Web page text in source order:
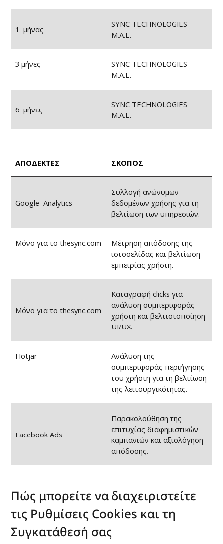
1 μήνας
SYNC TECHNOLOGIES
Μ.Α.Ε.
3 μήνες
SYNC TECHNOLOGIES
Μ.Α.Ε.
6 μήνες
SYNC TECHNOLOGIES
Μ.Α.Ε.
ΑΠΟΔΕΚΤΕΣ ΣΚΟΠΟΣ
Google Analytics
Συλλογή ανώνυμων
δεδομένων χρήσης για τη
βελτίωση των υπηρεσιών.
Μόνο για το thesync.com
Μέτρηση απόδοσης της
ιστοσελίδας και βελτίωση
εμπειρίας χρήστη.
Μόνο για το thesync.com
Καταγραφή clicks για
ανάλυση συμπεριφοράς
χρήστη και βελτιστοποίηση
UI/UX.
Hotjar
Ανάλυση της
συμπεριφοράς περιήγησης
του χρήστη για τη βελτίωση
της λειτουργικότητας.
Facebook Ads
Παρακολούθηση της
επιτυχίας διαφημιστικών
καμπανιών και αξιολόγηση
απόδοσης.
Πώς μπορείτε να διαχειριστείτε
τις Ρυθμίσεις Cookies και τη
Συγκατάθεσή σας